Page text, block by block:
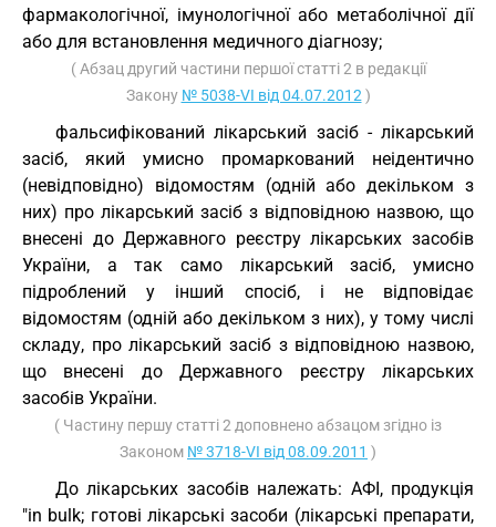
фармакологічної, імунологічної або метаболічної дії
або для встановлення медичного діагнозу;
( Абзац другий частини першої статті 2 в редакції
Закону № 5038-VI від 04.07.2012 )
фальсифікований лікарський засіб - лікарський
засіб, який умисно промаркований неідентично
(невідповідно) відомостям (одній або декільком з
них) про лікарський засіб з відповідною назвою, що
внесені до Державного реєстру лікарських засобів
України, а так само лікарський засіб, умисно
підроблений у інший спосіб, і не відповідає
відомостям (одній або декільком з них), у тому числі
складу, про лікарський засіб з відповідною назвою,
що внесені до Державного реєстру лікарських
засобів України.
( Частину першу статті 2 доповнено абзацом згідно із
Законом № 3718-VI від 08.09.2011 )
До лікарських засобів належать: АФІ, продукція
"in bulk; готові лікарські засоби (лікарські препарати,